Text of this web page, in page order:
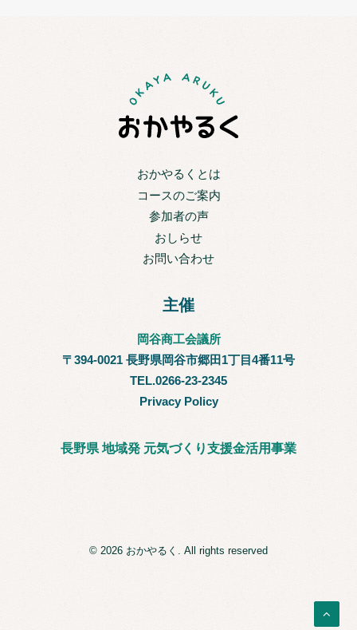
おかやるくとは
コースのご案内
参加者の声
おしらせ
お問い合わせ
主催
岡谷商工会議所
〒394-0021 長野県岡谷市郷田1丁目4番11号
TEL.0266-23-2345
Privacy Policy
長野県 地域発 元気づくり支援金活用事業
© 2026 おかやるく. All rights reserved